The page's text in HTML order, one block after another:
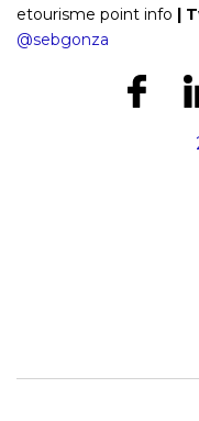
etourisme point info |
@sebgonza